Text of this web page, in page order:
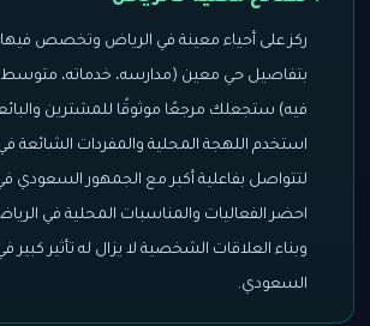
ركز على أحياء معينة في الرياض وتخصص
بتفاصيل حي معين (مدارسه، خدماته، متوسط
فيه) ستجعلك مرجعًا موثوقًا للمشترين
استخدم اللهجة المحلية والمفردات الشائعة
لتتواصل بفاعلية أكبر مع الجمهور السعودي
احضر الفعاليات والمناسبات المحلية في
وبناء العلاقات الشخصية لا يزال له تأثير
السعودي.